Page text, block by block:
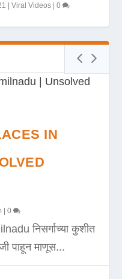
|Viral Videos |0
IN
|0
निसर्गाच्या कुशीत
पाहून माणूस...